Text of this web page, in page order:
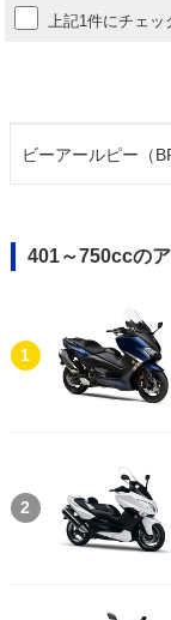
上記1件にチェッ
ビーアールピー（
401～750ccの
1
2